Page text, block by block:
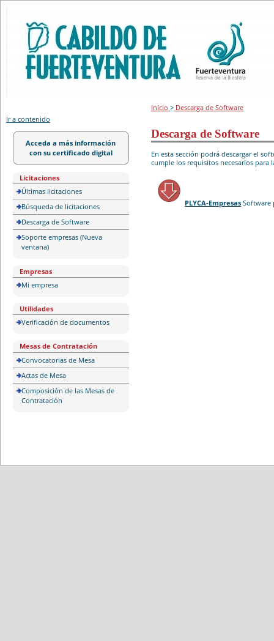
Ir a contenido
Acceda a más información
con su certificado digital
Licitaciones
Últimas licitaciones
Búsqueda de licitaciones
Descarga de Software
Soporte empresas (Nueva
ventana)
Empresas
Mi empresa
Utilidades
Verificación de documentos
Mesas de Contratación
Convocatorias de Mesa
Actas de Mesa
Composición de las Mesas de
Contratación
Inicio> Descarga de Software
Descarga de Software
En esta sección podrá descargar el
cumple los requisitos necesarios para
PLYCA-Empresas Software